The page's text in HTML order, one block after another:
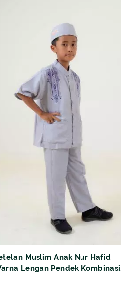
Muslim Anak Nur Hafid
Lengan Pendek Kombinasi
Motif 220589/2205690